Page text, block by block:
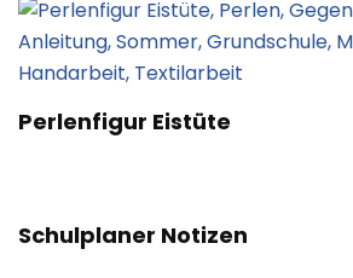
Perlenfigur Eistüte
Schulplaner Notizen